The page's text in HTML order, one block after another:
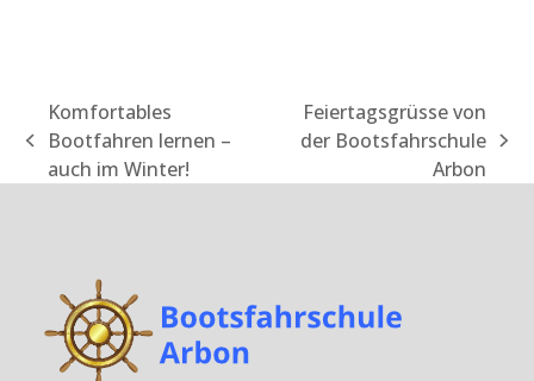
vorheriger
Beitrag:
Komfortables
Bootfahren lernen –
auch im Winter!
Nächster
Beitrag:
Feiertagsgrüsse von
der Bootsfahrschule
Arbon